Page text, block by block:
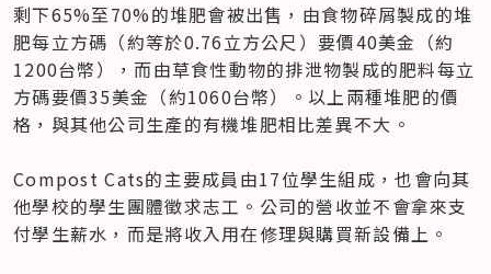
剩下65%至70%的堆肥會被出售，由食物碎屑製成的堆
肥每立方碼（約等於0.76立方公尺）要價40美金（約
1200台幣），而由草食性動物的排泄物製成的肥料每立
方碼要價35美金（約1060台幣）。以上兩種堆肥的價
格，與其他公司生產的有機堆肥相比差異不大。
Compost Cats的主要成員由17位學生組成，也會向其
他學校的學生團體徵求志工。公司的營收並不會拿來支
付學生薪水，而是將收入用在修理與購買新設備上。